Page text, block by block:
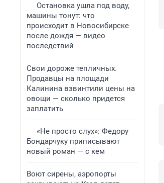
Остановка ушла под воду,
машины тонут: что
происходит в Новосибирске
после дождя — видео
последствий
Свои дороже тепличных.
Продавцы на площади
Калинина взвинтили цены на
овощи — сколько придется
заплатить
«Не просто слух»: Федору
Бондарчуку приписывают
новый роман — с кем
Воют сирены, аэропорты